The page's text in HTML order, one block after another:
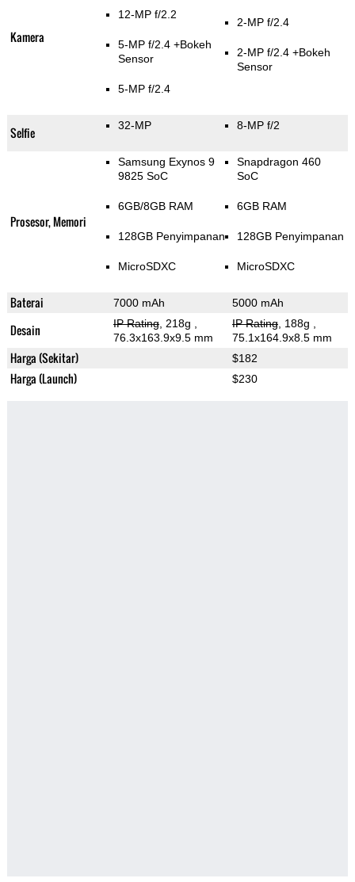
Kamera
12-MP f/2.2
5-MP f/2.4 +Bokeh
Sensor
5-MP f/2.4
2-MP f/2.4
2-MP f/2.4 +Bokeh
Sensor
Selfie 32-MP 8-MP f/2
Prosesor, Memori
Samsung Exynos 9
9825 SoC
6GB/8GB RAM
128GB Penyimpanan
MicroSDXC
Snapdragon 460
SoC
6GB RAM
128GB Penyimpanan
MicroSDXC
Baterai 7000 mAh 5000 mAh
Desain IP Rating, 218g
76.3x163.9x9.5 mm
IP Rating, 188g
75.1x164.9x8.5 mm
Harga (Sekitar) $182
Harga (Launch) $230